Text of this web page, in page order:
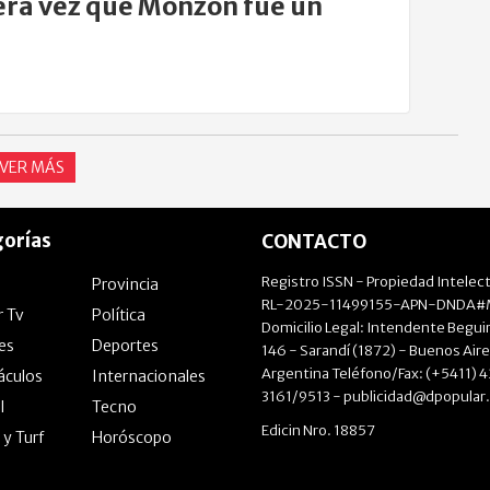
VER MÁS
Provincia
Tv
Política
Deportes
Internacionales
Tecno
Turf
Horóscopo
CONTACTO
Registro ISSN - Propiedad
RL-2025-11499155-APN-
Domicilio Legal: Intendente
146 - Sarandí (1872) - Buenos
Argentina Teléfono/Fax: (+5411)
3161/9513 -
Edicin Nro. 18857